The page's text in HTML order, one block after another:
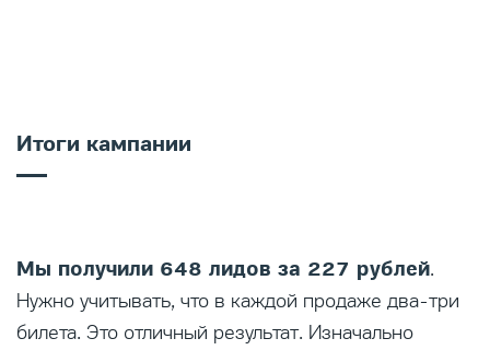
Итоги кампании
Мы получили 648 лидов за 227 рублей.
Нужно учитывать, что в каждой продаже два-три
билета. Это отличный результат. Изначально